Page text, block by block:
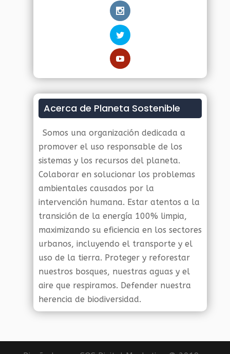
Acerca de Planeta Sostenible
Somos una organización dedicada a
promover el uso responsable de los
sistemas y los recursos del planeta.
Colaborar en solucionar los problemas
ambientales causados por la
intervención humana. Estar atentos a la
transición de la energía 100% limpia,
maximizando su eficiencia en los sectores
urbanos, incluyendo el transporte y el
uso de la tierra. Proteger y reforestar
nuestros bosques, nuestras aguas y el
aire que respiramos. Defender nuestra
herencia de biodiversidad.